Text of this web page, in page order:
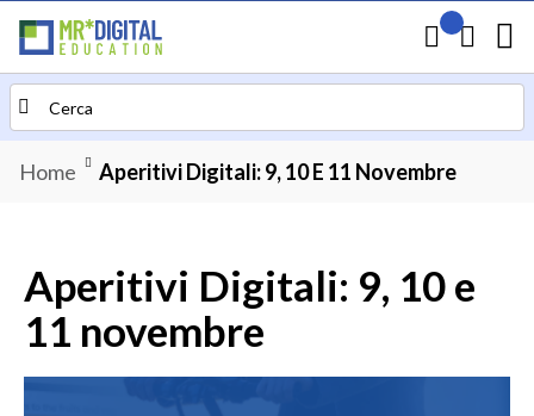
Carrello
Il mio
Search
Home Aperitivi Digitali: 9, 10 E 11 Novembre
Aperitivi Digitali: 9, 10 e
11 novembre